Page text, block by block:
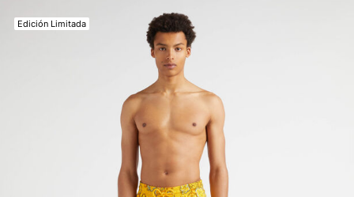
Bañadores
Clásico ultra ligero
Bordados Edición Numerada
Cintura plana
Clásico corto
Edición Limitada